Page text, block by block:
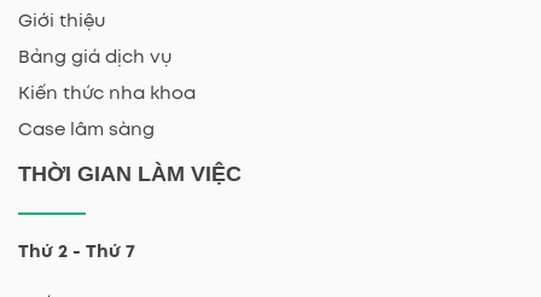
Giới thiệu
Bảng giá dịch vụ
Kiến thức nha khoa
Case lâm sàng
THỜI GIAN LÀM VIỆC
Thứ 2 - Thứ 7